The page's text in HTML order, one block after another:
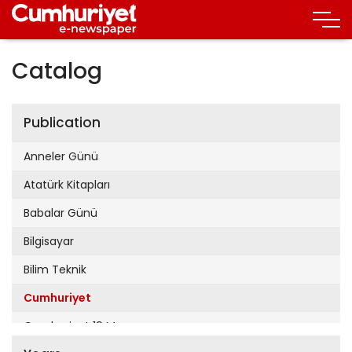
Catalog
Publication
Anneler Günü
Atatürk Kitapları
Babalar Günü
Bilgisayar
Bilim Teknik
Cumhuriyet
Cumhuriyet 19 Mayıs